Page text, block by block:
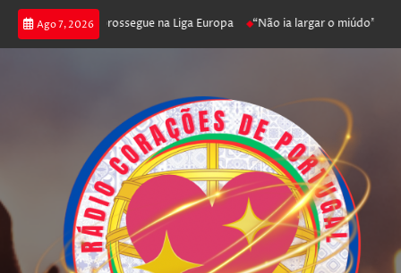
Ago 7, 2026
joga poker e prossegue na Liga Europa “Não ia largar o miúdo”.